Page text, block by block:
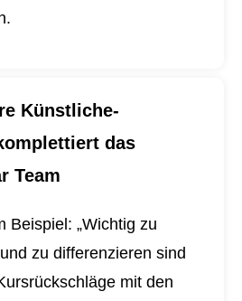
Künstliche-
das
Team
Beispiel: „Wichtig zu
zu differenzieren sind
mit den